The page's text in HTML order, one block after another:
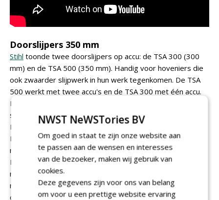
Doorslijpers 350 mm
Stihl toonde twee doorslijpers op accu: de TSA 300 (300
mm) en de TSA 500 (350 mm). Handig voor hoveniers die
ook zwaarder slijpwerk in hun werk tegenkomen. De TSA
500 werkt met twee accu's en de TSA 300 met één accu.
Dat is belangrijk nieuws, omdat je ziet dat hoveniers ook
steeds vaker grote banden door moeten slijpen.
Daarnaast was er een telescoopsteel voor de GTA 26 en
HSA 26 - praktisch. Niet echt professioneel gereedschap,
maar toch handig in de bus. En niet al te duur. .
De hoveniers die de GTA 40 minikettingzaag gebruiken
moet ik tot nu toe teleurstellen. Voor die populaire
machines is er nog geen telescooppaal beschikbaar, maar
die zou wel komen.
NWST NeWSTories BV
Om goed in staat te zijn onze website aan
te passen aan de wensen en interesses
van de bezoeker, maken wij gebruik van
cookies.
Deze gegevens zijn voor ons van belang
om voor u een prettige website ervaring